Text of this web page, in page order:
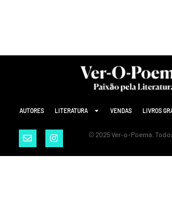
AUTORES LITERATURA VENDAS LIVROS
© 2025 Ver-o-Poema.